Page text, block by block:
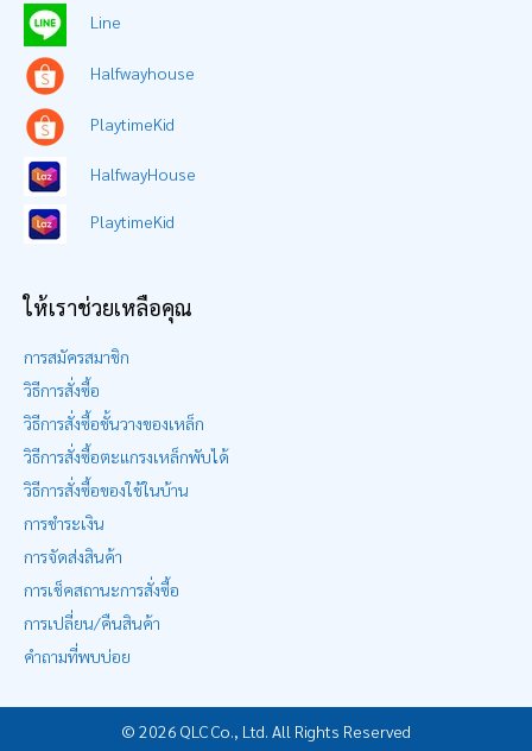
Line
Halfwayhouse
PlaytimeKid
HalfwayHouse
PlaytimeKid
ให้เราช่วยเหลือคุณ
การสมัครสมาชิก
วิธีการสั่งซื้อ
วิธีการสั่งซื้อชั้นวางของเหล็ก
วิธีการสั่งซื้อตะแกรงเหล็กพับได้
วิธีการสั่งซื้อของใช้ในบ้าน
การชำระเงิน
การจัดส่งสินค้า
การเช็คสถานะการสั่งซื้อ
การเปลี่ยน/คืนสินค้า
คำถามที่พบบ่อย
© 2026 QLC Co., Ltd. All Rights Reserved
CHECKOUT